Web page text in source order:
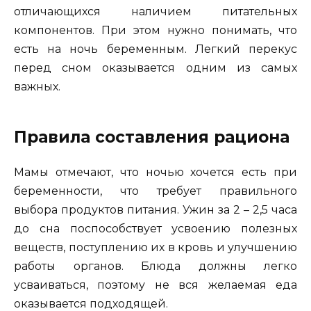
отличающихся наличием питательных
компонентов. При этом нужно понимать, что
есть на ночь беременным. Легкий перекус
перед сном оказывается одним из самых
важных.
Правила составления рациона
Мамы отмечают, что ночью хочется есть при
беременности, что требует правильного
выбора продуктов питания. Ужин за 2 – 2,5 часа
до сна поспособствует усвоению полезных
веществ, поступлению их в кровь и улучшению
работы органов. Блюда должны легко
усваиваться, поэтому не вся желаемая еда
оказывается подходящей.